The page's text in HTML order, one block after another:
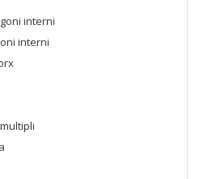
interni
interni